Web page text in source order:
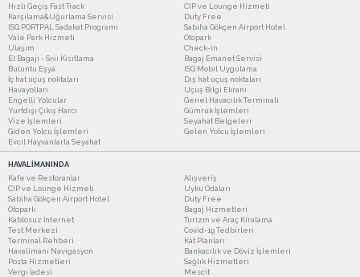
Hızlı Geçiş Fast Track
CIP ve Lounge Hizmeti
Karşılama&Uğurlama Servisi
Duty Free
ISG PORTPAL Sadakat Programı
Sabiha Gökçen Airport Hotel
Vale Park Hizmeti
Otopark
Ulaşım
Check-in
El Bagajı - Sıvı Kısıtlama
Bagaj Emanet Servisi
Buluntu Eşya
ISG Mobil Uygulama
İç hat uçuş noktaları
Dış hat uçuş noktaları
Havayolları
Uçuş Bilgi Ekranı
Engelli Yolcular
Genel Havacılık Terminali
Yurtdışı Çıkış Harcı
Gümrük İşlemleri
Vize İşlemleri
Seyahat Belgeleri
Giden Yolcu İşlemleri
Gelen Yolcu İşlemleri
Evcil Hayvanlarla Seyahat
HAVALİMANINDA
Kafe ve Restoranlar
Alışveriş
CIP ve Lounge Hizmeti
Uyku Odaları
Sabiha Gökçen Airport Hotel
Duty Free
Otopark
Bagaj Hizmetleri
Kablosuz İnternet
Turizm ve Araç Kiralama
Test Merkezi
Covid-19 Tedbirleri
Terminal Rehberi
Kat Planları
Havalimanı Navigasyon
Bankacılık ve Döviz İşlemleri
Posta Hizmetleri
Sağlık Hizmetleri
Vergi İadesi
Mescit